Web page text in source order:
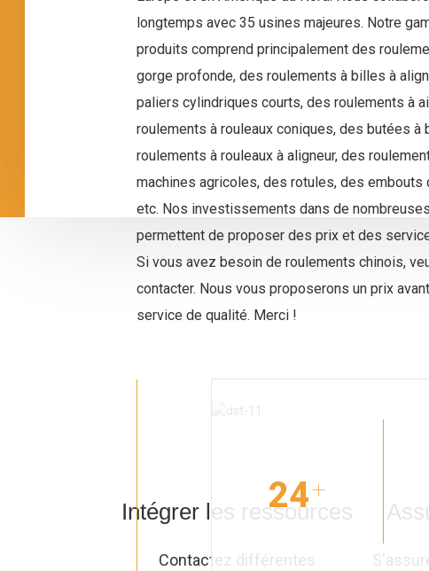
longtemps avec 35 usines majeures. Notre
produits comprend principalement des
gorge profonde, des roulements à billes à
paliers cylindriques courts, des roulements à
roulements à rouleaux coniques, des butées à
roulements à rouleaux à aligneur, des
machines agricoles, des rotules, des embouts
etc. Nos investissements dans de
permettent de proposer des prix et des
Si vous avez besoin de roulements chinois,
contacter. Nous vous proposerons un prix
service de qualité. Merci !
24+
Intégrer les ressources
Contactez différentes